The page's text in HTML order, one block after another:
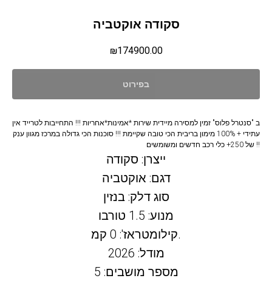
סקודה אוקטביה
₪174900.00
בפירוט
ב "סנטרל פלוס" זמין למסירה מיידית שירות *אמינות*אחריות !!! התחייבות לטרייד אין
עתידי + 100% מימון בריבית הכי טובה שקיימת !!! סוכנות הכי גדולה במרכז מגוון ענק
של 250+ כלי רכב חדשים ומשומשים !!
ייצרן: סקודה
דגם: אוקטביה
סוג דלק: בנזין
מנוע: 1.5 טורבו
קילומטראז': 0 קמ.
מודל: 2026
מספר מושבים: 5